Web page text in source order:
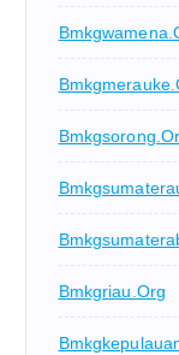
Bmkgriau.org